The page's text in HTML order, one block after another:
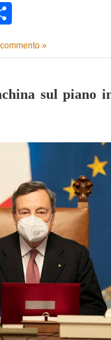
»
sul piano